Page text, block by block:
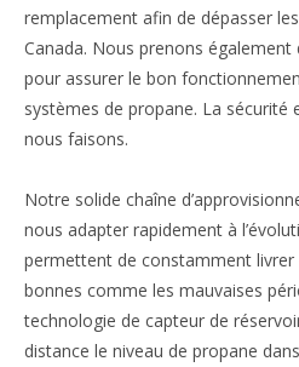
remplacement afin de dépasser
Canada. Nous prenons
pour assurer le bon
systèmes de propane. La
nous faisons.
Notre solide chaîne
nous adapter rapidement à
permettent de constamment livrer
bonnes comme les mauvaises
technologie de capteur de
distance le niveau de propane